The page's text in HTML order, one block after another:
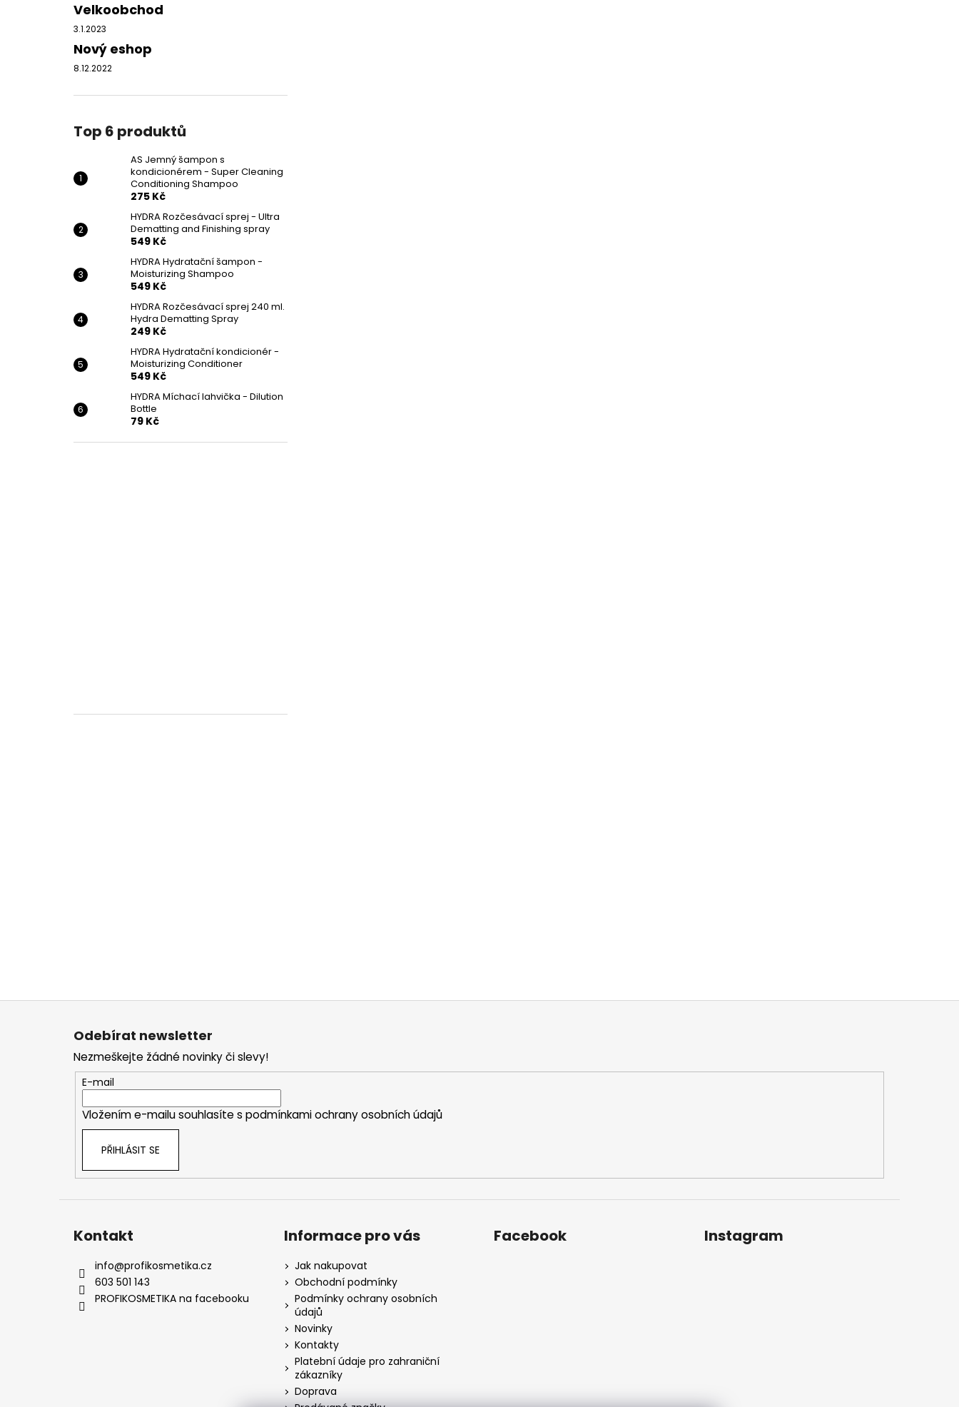
Velkoobchod
3.1.2023
Nový eshop
8.12.2022
Top 6 produktů
AS Jemný šampon s
kondicionérem - Super Cleaning
Conditioning Shampoo
275 Kč
HYDRA Rozčesávací sprej - Ultra
Dematting and Finishing spray
549 Kč
HYDRA Hydratační šampon -
Moisturizing Shampoo
549 Kč
HYDRA Rozčesávací sprej 240 ml.
Hydra Dematting Spray
249 Kč
HYDRA Hydratační kondicionér -
Moisturizing Conditioner
549 Kč
HYDRA Míchací lahvička - Dilution
Bottle
79 Kč
Odebírat newsletter
Nezmeškejte žádné novinky či slevy!
E-mail
Vložením e-mailu souhlasíte s podmínkami ochrany osobních údajů
PŘIHLÁSIT SE
Kontakt
info@profikosmetika.cz
603 501 143
PROFIKOSMETIKA na facebooku
Informace pro vás
Jak nakupovat
Obchodní podmínky
Podmínky ochrany osobních
údajů
Novinky
Kontakty
Platební údaje pro zahraniční
zákazníky
Doprava
Facebook Instagram